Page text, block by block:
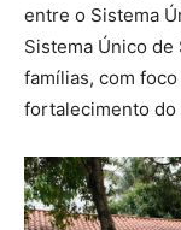
entre o Sistema
Sistema Único de
famílias, com
fortalecimento do